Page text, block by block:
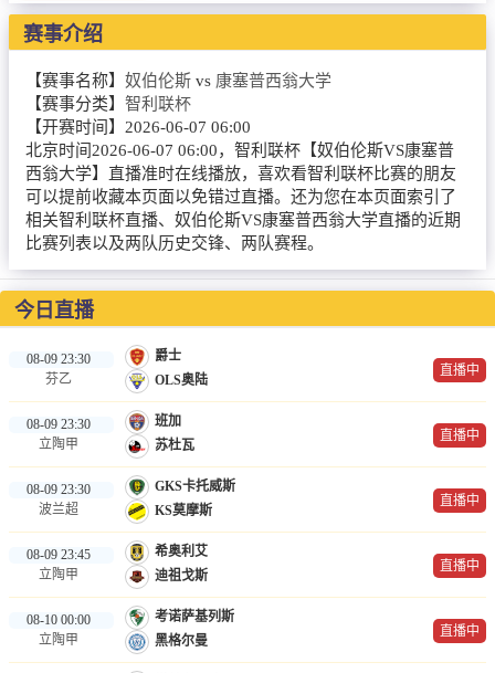
NBA
CBA
录像
足球录像
篮球录像
新闻
足球新闻
篮球新闻
体育词条
赛事介绍
【赛事名称】 奴伯伦斯 vs 康塞普西翁大学
【赛事分类】 智利联杯
【开赛时间】 2026-06-07 06:00
北京时间2026-06-07 06:00，智利联杯【奴伯伦斯VS康塞普
西翁大学】直播准时在线播放，喜欢看智利联杯比赛的朋友
可以提前收藏本页面以免错过直播。还为您在本页面索引了
相关智利联杯直播、奴伯伦斯VS康塞普西翁大学直播的近期
比赛列表以及两队历史交锋、两队赛程。
今日直播
08-09 23:30
芬乙
爵士
OLS奥陆
直播中
08-09 23:30
立陶甲
班加
苏杜瓦
直播中
08-09 23:30
波兰超
GKS卡托威斯
KS莫摩斯
直播中
08-09 23:45
立陶甲
希奥利艾
迪祖戈斯
直播中
08-10 00:00
立陶甲
考诺萨基列斯
黑格尔曼
直播中